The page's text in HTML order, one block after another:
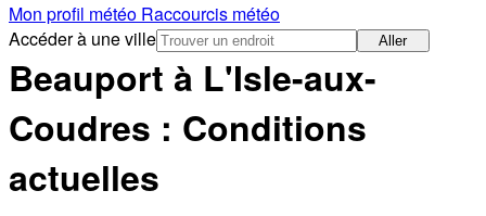
Mon profil météo Raccourcis météo
Accéder à une ville
Aller
Beauport à L'Isle-aux-
Coudres : Conditions
actuelles